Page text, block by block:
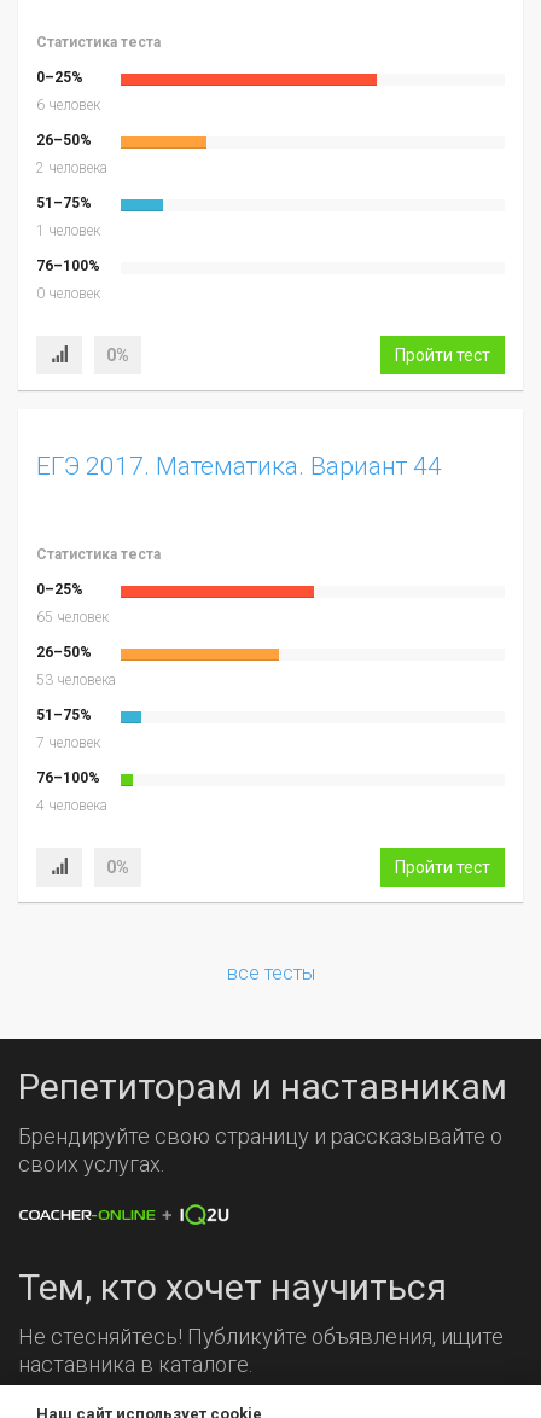
Статистика теста
0–25%
6 человек
26–50%
2 человека
51–75%
1 человек
76–100%
0 человек
0% Пройти тест
ЕГЭ 2017. Математика. Вариант 44
Статистика теста
0–25%
65 человек
26–50%
53 человека
51–75%
7 человек
76–100%
4 человека
0% Пройти тест
все тесты
Репетиторам и наставникам
Брендируйте свою страницу и рассказывайте о
своих услугах.
Тем, кто хочет научиться
Не стесняйтесь! Публикуйте объявления, ищите
наставника в каталоге.
Наш сайт использует cookie